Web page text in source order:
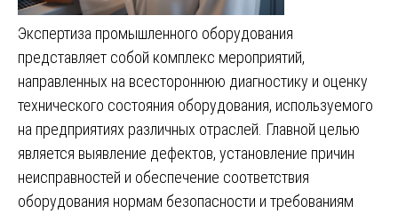
Экспертиза промышленного оборудования
представляет собой комплекс мероприятий,
направленных на всестороннюю диагностику и оценку
технического состояния оборудования, используемого
на предприятиях различных отраслей. Главной целью
является выявление дефектов, установление причин
неисправностей и обеспечение соответствия
оборудования нормам безопасности и требованиям